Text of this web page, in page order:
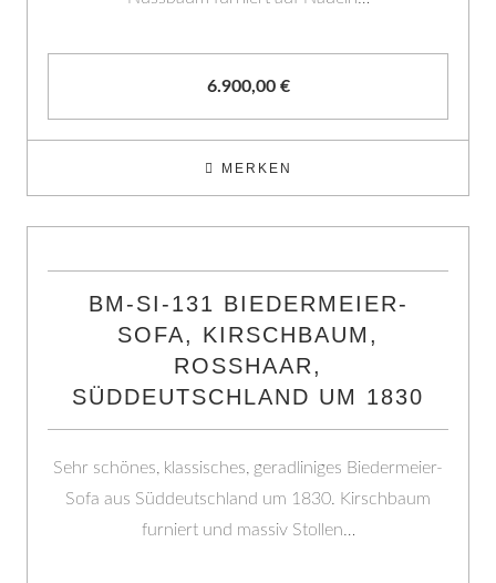
6.900,00 €
MERKEN
BM-SI-131 BIEDERMEIER-
SOFA, KIRSCHBAUM,
ROSSHAAR,
SÜDDEUTSCHLAND UM 1830
Sehr schönes, klassisches, geradliniges Biedermeier-
Sofa aus Süddeutschland um 1830. Kirschbaum
furniert und massiv Stollen…